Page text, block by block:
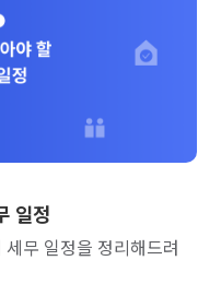
일정
무 일정을 정리해드려